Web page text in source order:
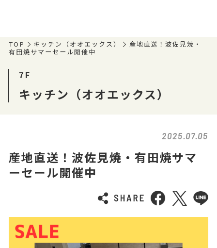
TOP キッチン（オオエックス）
産地直送！波佐見焼・
有田焼サマーセール開催中
7F
キッチン（オオエックス）
2025.07.05
産地直送！波佐見焼・有田焼サマ
ーセール開催中